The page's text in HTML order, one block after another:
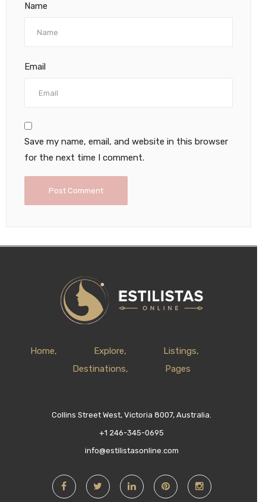
Name
Email
Save my name, email, and website in this browser
for the next time I comment.
Home Explore
Listings
Destinations
Pages
Collins Street West, Victoria 8007, Australia.
+1 246-345-0695
info@estilistasonline.com